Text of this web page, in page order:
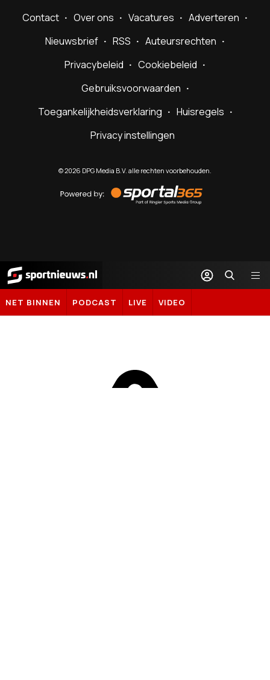
Contact Over ons Vacatures
Adverteren
Nieuwsbrief
RSS
Auteursrechten
Privacybeleid
Cookiebeleid
Gebruiksvoorwaarden
Toegankelijkheidsverklaring
Huisregels
Privacy instellingen
©2026 DPG Media B.V. alle rechten voorbehouden.
by
Sportal365
Sportnieuws.nl
NET BINNEN PODCAST LIVE VIDEO